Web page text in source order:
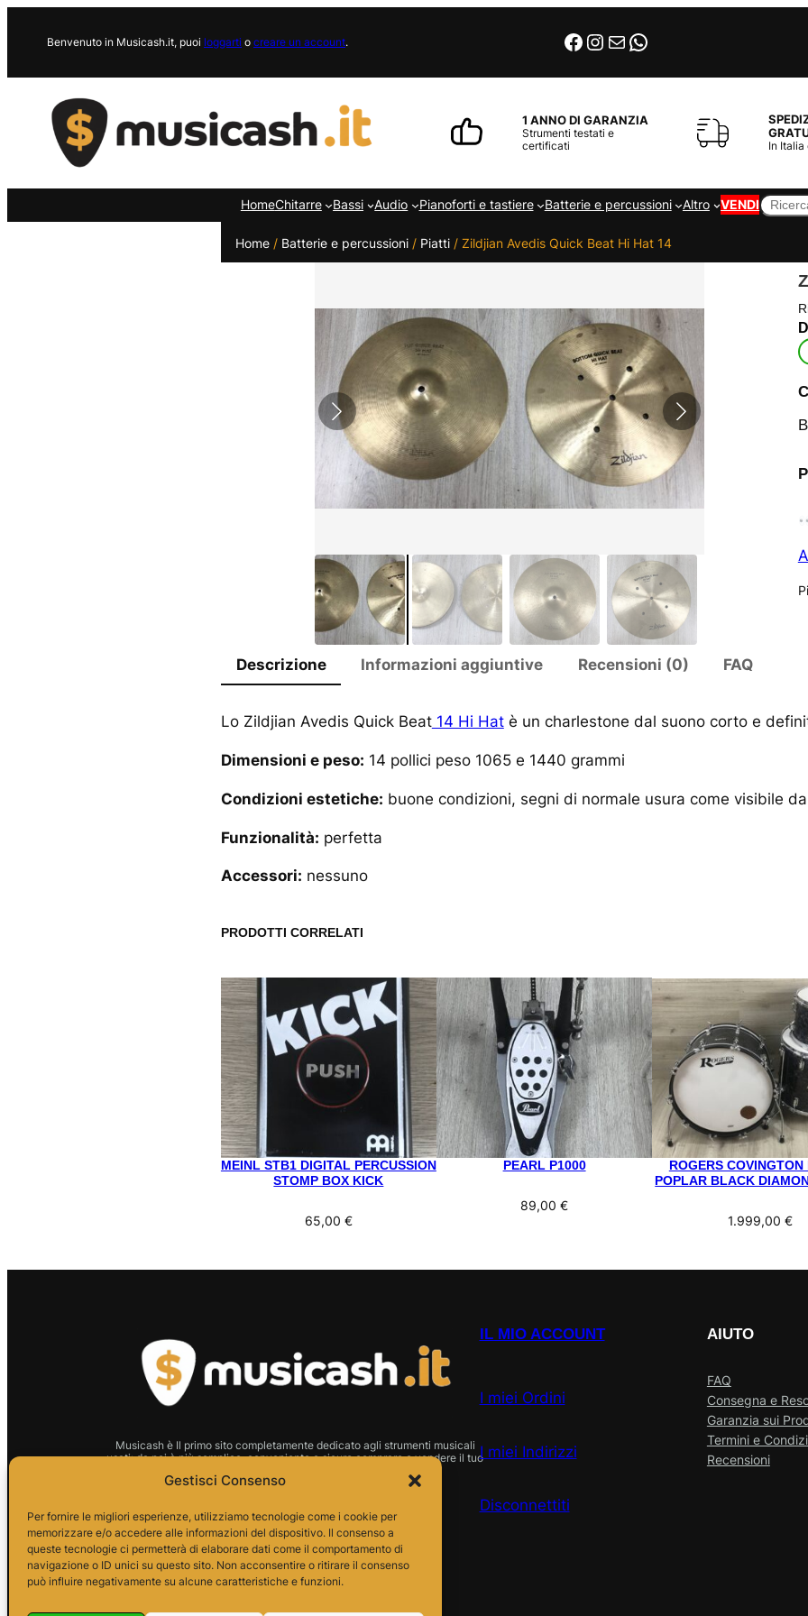
Gestisci Consenso
Per fornire le migliori esperienze, utilizziamo tecnologie come i cookie per
memorizzare e/o accedere alle informazioni del dispositivo. Il consenso a
queste tecnologie ci permetterà di elaborare dati come il comportamento di
navigazione o ID unici su questo sito. Non acconsentire o ritirare il consenso
può influire negativamente su alcune caratteristiche e funzioni.
Benvenuto in Musicash.it, puoi loggarti o creare un account. Facebook
Instagram
EmailWhatsApp
1 ANNO DI GARANZIA
Strumenti testati e
certificati
In
HomeChitarre Bassi Audio Pianoforti e tastiere Batterie e percussioni Altro VENDICerca
Home/ Batterie e percussioni/ Piatti/ Zildjian Avedis Quick Beat Hi Hat 14
Descrizione Informazioni aggiuntive Recensioni (0) FAQ
Lo Zildjian Avedis Quick Beat14 Hi Hatè un charlestone dal suono corto e
Dimensioni e peso: 14 pollici peso 1065 e 1440 grammi
Condizioni estetiche: buone condizioni, segni di normale usura come visibile
Funzionalità: perfetta
Accessori: nessuno
PRODOTTI CORRELATI
MEINL STB1 DIGITAL PERCUSSION
STOMP BOX KICK
65,00 €
PEARL P1000
89,00€
ROGERS COVINGTON
POPLAR BLACK
1.999,00 €
Musicash è Il primo sito completamente dedicato agli strumenti musicali
usati: da noi è più semplice, conveniente e sicuro comprare o vendere il tuo
P.I.01666210628 Indirizzo:
Via Alessandro da Telese, 7
82037 Telese Terme
IL MIO ACCOUNT
I miei Ordini
I miei Indirizzi
Disconnettiti
AIUTO
FAQ
Consegna e
Garanzia sui
Termini e
Recensioni